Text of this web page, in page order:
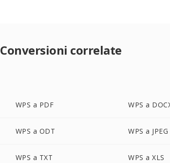
Conversioni correlate
WPS a PDF WPS a
WPS a ODT WPS a JPEG
WPS a TXT WPS a XLS